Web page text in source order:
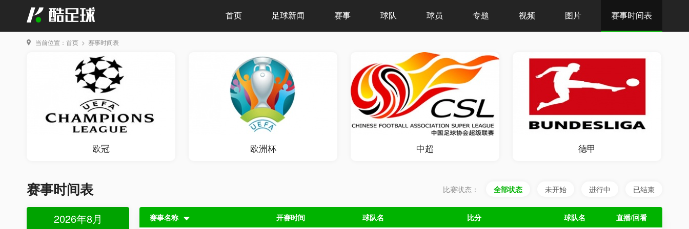
首页 足球新闻 赛事 球队 球员 专题 视频 图片 赛事时间表
当前位置： 首页 > 赛事时间表
欧冠 欧洲杯 中超 德甲
赛事时间表 比赛状态： 全部状态 未开始 进行中 已结束
2026年8月 赛事名称 开赛时间 球队名 比分 球队名 直播/回看